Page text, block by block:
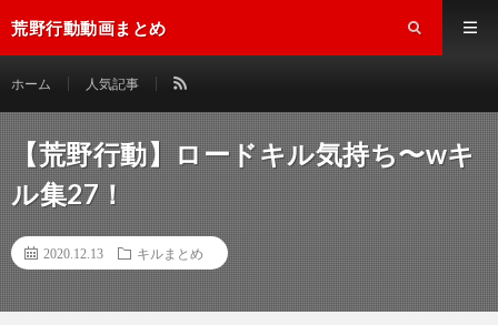
荒野行動動画まとめ
ホーム 人気記事
【荒野行動】ロードキル気持ち〜wキ
ル集27！
2020.12.13 キルまとめ